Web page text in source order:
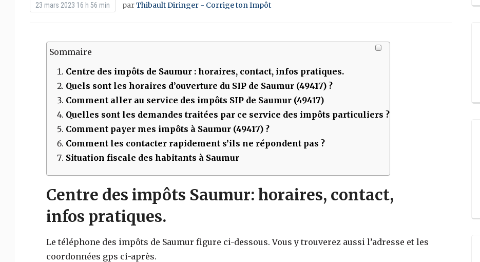
23 mars 2023 16 h 56 min parThibault Diringer - Corrige ton Impôt
Sommaire
Centre des impôts de Saumur: horaires, contact, infos pratiques.
Quels sont les horaires d’ouverture du SIP de Saumur (49417)?
Comment aller au service des impôts SIP de Saumur (49417)
Quelles sont les demandes traitées par ce service des impôts particuliers ?
Comment payer mes impôts à Saumur (49417)?
Comment les contacter rapidement s’ils ne répondent pas ?
Situation fiscale des habitants à Saumur
Centre des impôts Saumur: horaires, contact,
infos pratiques.
Le téléphone des impôts de Saumur figure ci-dessous. Vous y trouverez aussi l’adresse et les
coordonnées gps ci-après.